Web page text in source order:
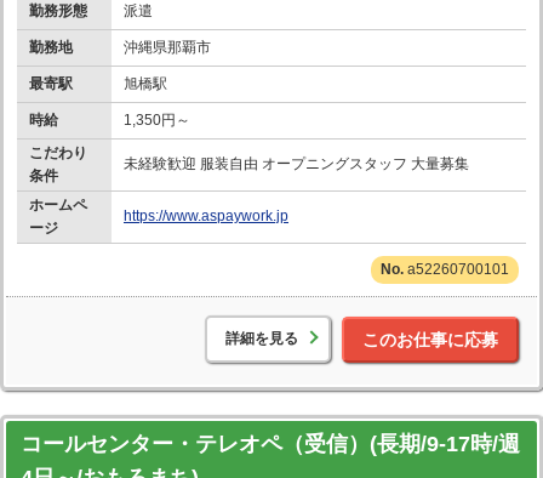
勤務形態 派遣
勤務地 沖縄県那覇市
最寄駅 旭橋駅
時給
1,350円～
こだわり
条件
未経験歓迎 服装自由 オープニングスタッフ 大量募集
ホームペ
ージ
https://www.aspaywork.jp
a52260700101
詳細を見る このお仕事に応募
コールセンター・テレオペ（受信）(長期/9-17時/週